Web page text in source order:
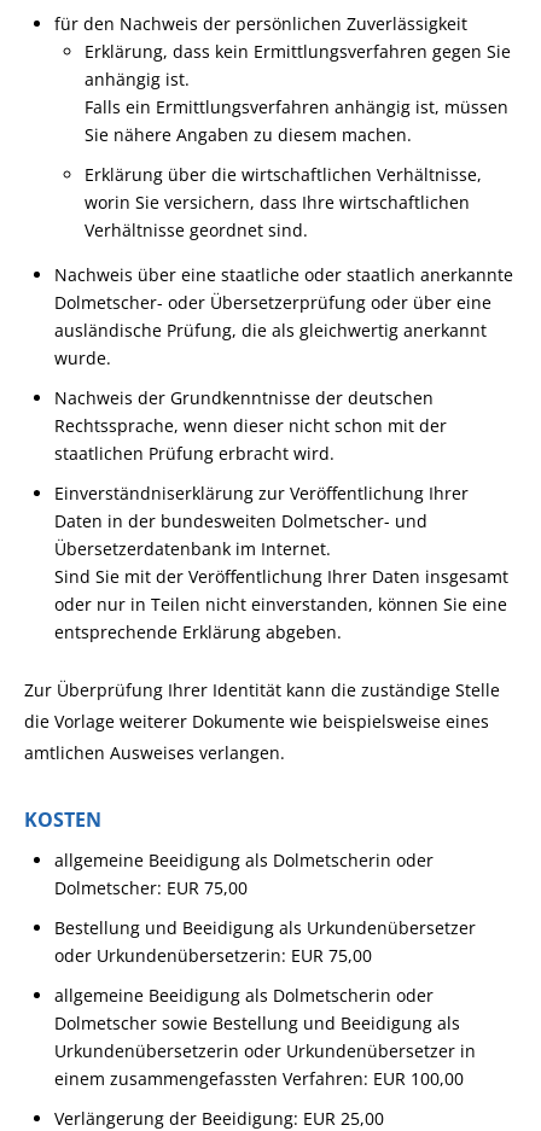
für den Nachweis der persönlichen Zuverlässigkeit
Erklärung, dass kein Ermittlungsverfahren gegen Sie
anhängig ist.
Falls ein Ermittlungsverfahren anhängig ist, müssen
Sie nähere Angaben zu diesem machen.
Erklärung über die wirtschaftlichen Verhältnisse,
worin Sie versichern, dass Ihre wirtschaftlichen
Verhältnisse geordnet sind.
Nachweis über eine staatliche oder staatlich anerkannte
Dolmetscher- oder Übersetzerprüfung oder über eine
ausländische Prüfung, die als gleichwertig anerkannt
wurde.
Nachweis der Grundkenntnisse der deutschen
Rechtssprache, wenn dieser nicht schon mit der
staatlichen Prüfung erbracht wird.
Einverständniserklärung zur Veröffentlichung Ihrer
Daten in der bundesweiten Dolmetscher- und
Übersetzerdatenbank im Internet.
Sind Sie mit der Veröffentlichung Ihrer Daten insgesamt
oder nur in Teilen nicht einverstanden, können Sie eine
entsprechende Erklärung abgeben.
Zur Überprüfung Ihrer Identität kann die zuständige Stelle
die Vorlage weiterer Dokumente wie beispielsweise eines
amtlichen Ausweises verlangen.
KOSTEN
allgemeine Beeidigung als Dolmetscherin oder
Dolmetscher: EUR 75,00
Bestellung und Beeidigung als Urkundenübersetzer
oder Urkundenübersetzerin: EUR 75,00
allgemeine Beeidigung als Dolmetscherin oder
Dolmetscher sowie Bestellung und Beeidigung als
Urkundenübersetzerin oder Urkundenübersetzer in
einem zusammengefassten Verfahren: EUR 100,00
Verlängerung der Beeidigung: EUR 25,00